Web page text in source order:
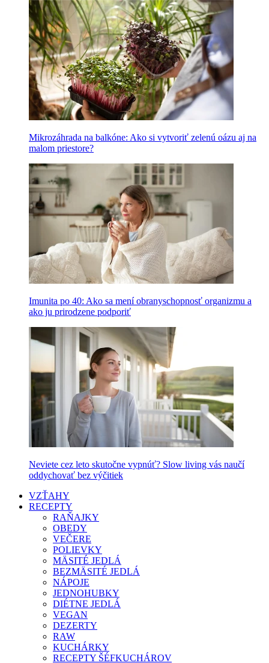
Mikrozáhrada na balkóne: Ako si vytvoriť zelenú oázu aj na
malom priestore?
Imunita po 40: Ako sa mení obranyschopnosť organizmu a
ako ju prirodzene podporiť
Neviete cez leto skutočne vypnúť? Slow living vás naučí
oddychovať bez výčitiek
VZŤAHY
RECEPTY
RAŇAJKY
OBEDY
VEČERE
POLIEVKY
MÄSITÉ JEDLÁ
BEZMÄSITÉ JEDLÁ
NÁPOJE
JEDNOHUBKY
DIÉTNE JEDLÁ
VEGAN
DEZERTY
RAW
KUCHÁRKY
RECEPTY ŠÉFKUCHÁROV